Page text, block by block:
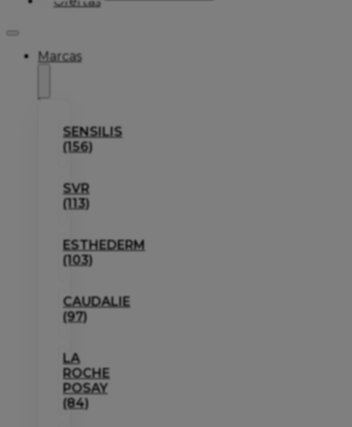
Marcas
SENSILIS
(156)
SVR
(113)
ESTHEDERM
(103)
CAUDALIE
(97)
LA
ROCHE
POSAY
(84)